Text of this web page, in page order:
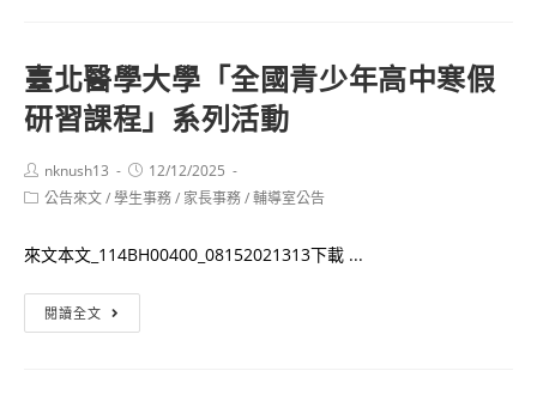
學
2026
寒
營
隊
資
訊
家
的
未
來
－
中
臺北醫學大學「全國青少年高中寒假
研習課程」系列活動
Post
author:
nknush13
Post
published:
12/12/2025
Post公告來文/學生事務/ 家長事務/輔導室公告
來文本文_114BH00400_08152021313下載 ...
閱讀全文
北